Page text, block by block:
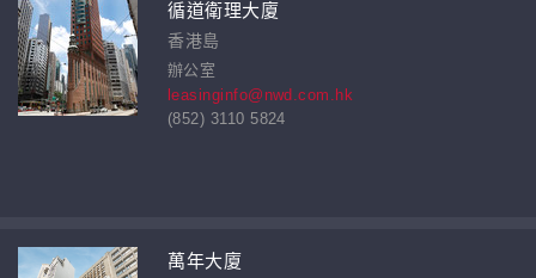
循道衛理大廈
香港島
辦公室
leasinginfo@nwd.com.hk
(852) 3110 5824
萬年大廈